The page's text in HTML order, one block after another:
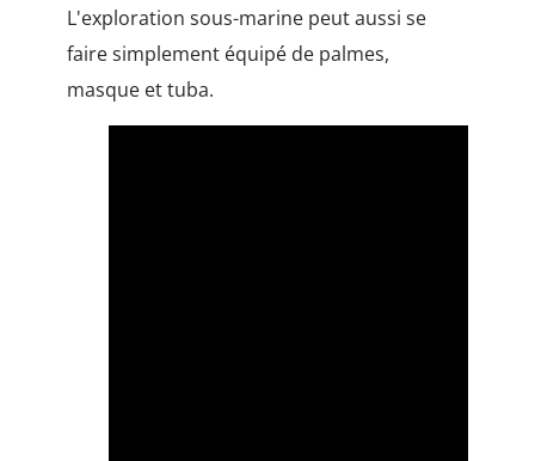
L'exploration sous-marine peut aussi se
faire simplement équipé de palmes,
masque et tuba.